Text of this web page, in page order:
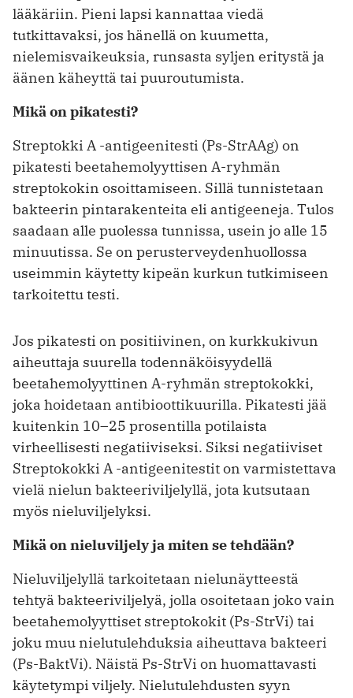
lääkäriin. Pieni lapsi kannattaa viedä
tutkittavaksi, jos hänellä on kuumetta,
nielemisvaikeuksia, runsasta syljen eritystä ja
äänen käheyttä tai puuroutumista.
Mikä on pikatesti?
Streptokki A -antigeenitesti (Ps-StrAAg) on
pikatesti beetahemolyyttisen A-ryhmän
streptokokin osoittamiseen. Sillä tunnistetaan
bakteerin pintarakenteita eli antigeeneja. Tulos
saadaan alle puolessa tunnissa, usein jo alle 15
minuutissa. Se on perusterveydenhuollossa
useimmin käytetty kipeän kurkun tutkimiseen
tarkoitettu testi.
Jos pikatesti on positiivinen, on kurkkukivun
aiheuttaja suurella todennäköisyydellä
beetahemolyyttinen A-ryhmän streptokokki,
joka hoidetaan antibioottikuurilla. Pikatesti jää
kuitenkin 10–25 prosentilla potilaista
virheellisesti negatiiviseksi. Siksi negatiiviset
Streptokokki A -antigeenitestit on varmistettava
vielä nielun bakteeriviljelyllä, jota kutsutaan
myös nieluviljelyksi.
Mikä on nieluviljely ja miten se tehdään?
Nieluviljelyllä tarkoitetaan nielunäytteestä
tehtyä bakteeriviljelyä, jolla osoitetaan joko vain
beetahemolyyttiset streptokokit (Ps-StrVi) tai
joku muu nielutulehduksia aiheuttava bakteeri
(Ps-BaktVi). Näistä Ps-StrVi on huomattavasti
käytetympi viljely. Nielutulehdusten syyn